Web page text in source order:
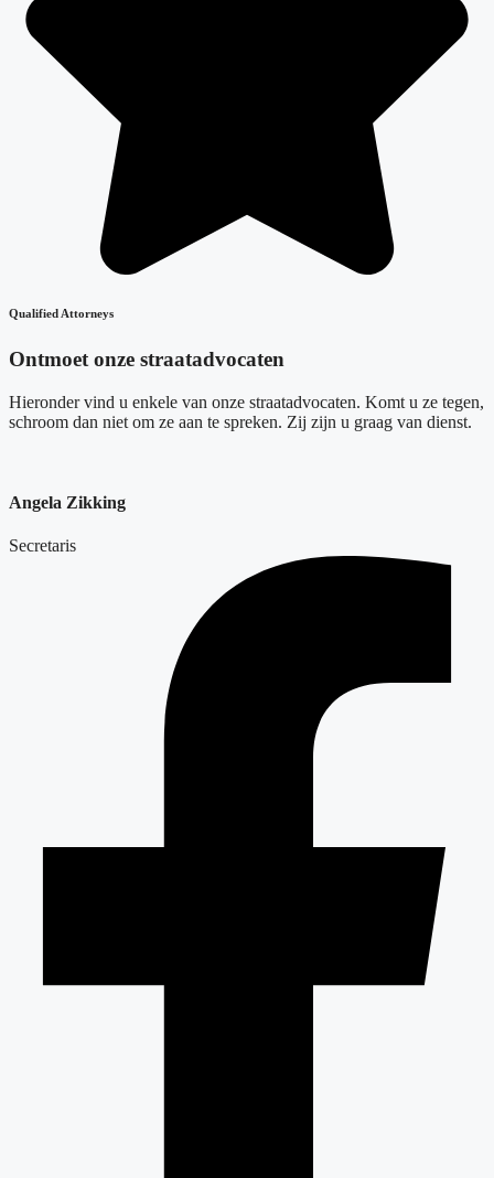
Qualified Attorneys
Ontmoet onze straatadvocaten
Hieronder vind u enkele van onze straatadvocaten. Komt u ze tegen,
schroom dan niet om ze aan te spreken. Zij zijn u graag van dienst.
Angela Zikking
Secretaris